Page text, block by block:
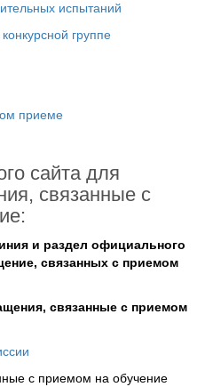
испытаний
группе
приеме
сайта для
связанные с
и раздел официального
связанных с приемом
связанные с приемом
с приемом на обучение